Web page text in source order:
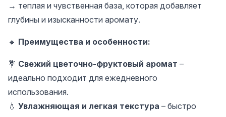
→ теплая и чувственная база, которая добавляет
глубины и изысканности аромату.
🔹 Преимущества и особенности:
💐 Свежий цветочно-фруктовый аромат –
идеально подходит для ежедневного
использования.
💧 Увлажняющая и легкая текстура – быстро